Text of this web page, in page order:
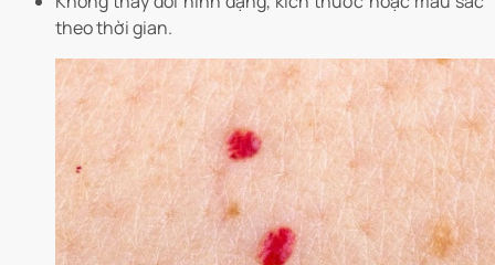
theo thời gian.